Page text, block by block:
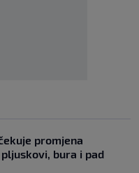
promjena
bura i pad